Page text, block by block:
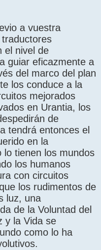
a vuestra
el nivel de
guiar eficazmente a
del marco del plan
los conduce a la
mejorados
en Urantia, los
de
tendrá entonces el
en la
lo tienen los mundos
los humanos
con circuitos
los rudimentos de
luz, una
de la Voluntad del
y la Vida se
como lo ha